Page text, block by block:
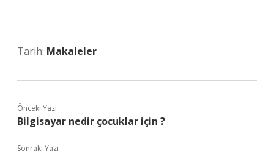
Tarih: Makaleler
Önceki Yazı
Bilgisayar nedir çocuklar için ?
Sonraki Yazı